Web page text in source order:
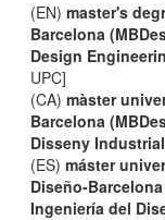
(EN)master's
Barcelona
Design
UPC]
(CA)màster
Barcelona
Disseny Industrial
(ES)máster
Diseño-
Ingeniería del